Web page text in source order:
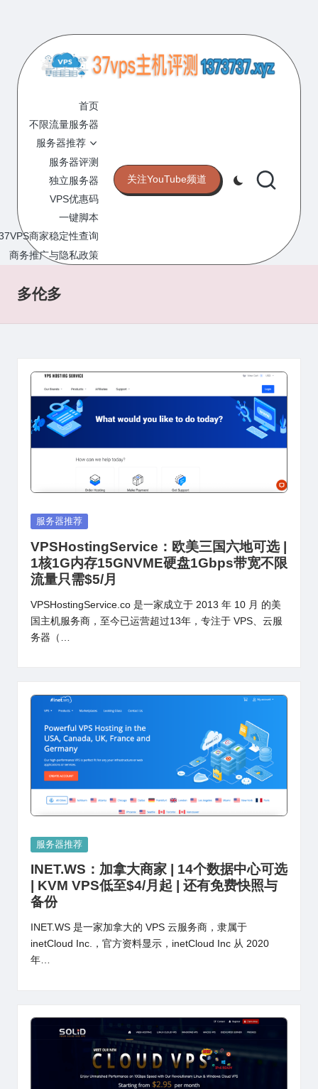
content
7
V
P
S
主
机
评
测
的
VPS
网
站
首页
不限流量服务器
服务器推荐
服务器评测
独立服务器
VPS优惠码
一键脚本
商家稳定性查询
商务推广与隐私政策
关注YouTube频道
多伦多
Posted
服务器推荐
VPSHostingService：欧美三国六地可选 |
1核1G内存15GNVME硬盘1Gbps带宽不限
流量只需$5/月
VPSHostingService.co 是一家成立于 2013 年 10 月 的美
国主机服务商，至今已运营超过13年，专注于 VPS、云服
务器（…
Posted
服务器推荐
INET.WS：加拿大商家 | 14个数据中心可选
| KVM VPS低至$4/月起 | 还有免费快照与
备份
INET.WS 是一家加拿大的 VPS 云服务商，隶属于
inetCloud Inc.，官方资料显示，inetCloud Inc 从 2020
年…